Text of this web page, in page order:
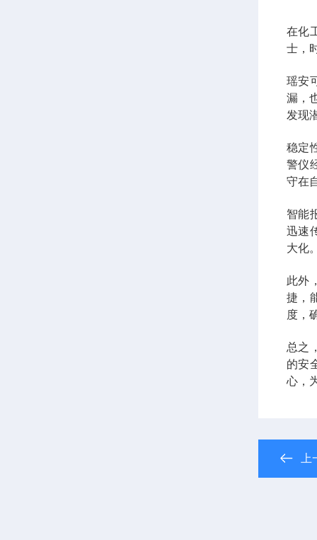
在化
士，
瑶安
漏，
发现
稳定
警仪
守在
智能
迅速
大化
此外
捷，
度，
总之
的安
心，